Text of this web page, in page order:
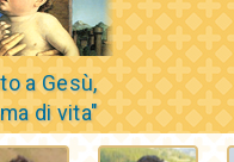
a Gesù,
di vita"